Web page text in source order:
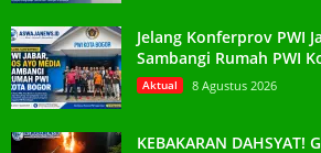
Jelang Konferprov PWI
Sambangi Rumah PWI
Aktual 8 Agustus 2026
KEBAKARAN DAHSYAT!